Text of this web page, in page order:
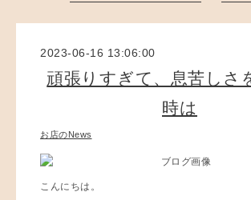
2023-06-16 13:06:00
頑張りすぎて、息苦しさ
時は
お店のNews
こんにちは。